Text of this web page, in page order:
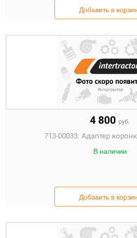
Добавить в
4 800 руб.
713-00033: Адаптер
В наличии
Добавить в